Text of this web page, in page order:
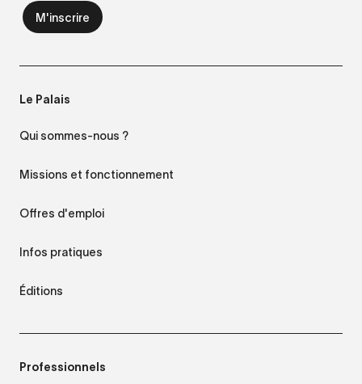
Le Palais
Qui sommes-nous ?
Missions et fonctionnement
Offres d'emploi
Infos pratiques
Éditions
Professionnels